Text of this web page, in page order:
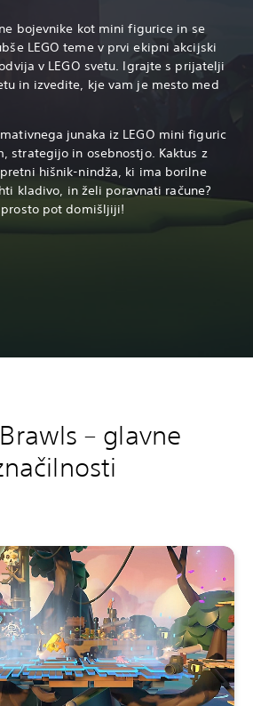
bojevnike kot mini figurice in se
LEGO teme v prvi ekipni akcijski
v LEGO svetu. Igrajte s prijatelji
in izvedite, kje vam je mesto med
junaka iz LEGO mini figuric
strategijo in osebnostjo. Kaktus z
hišnik-nindža, ki ima borilne
kladivo, in želi poravnati račune?
pot domišljiji!
– glavne